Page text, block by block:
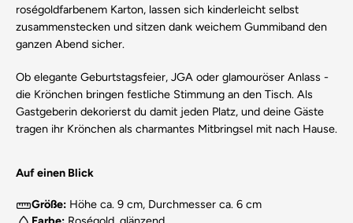
roségoldfarbenem Karton, lassen sich kinderleicht selbst
zusammenstecken und sitzen dank weichem Gummiband den
ganzen Abend sicher.
Ob elegante Geburtstagsfeier, JGA oder glamouröser Anlass -
die Krönchen bringen festliche Stimmung an den Tisch. Als
Gastgeberin dekorierst du damit jeden Platz, und deine Gäste
tragen ihr Krönchen als charmantes Mitbringsel mit nach Hause.
Auf einen Blick
Größe: Höhe ca. 9 cm, Durchmesser ca. 6 cm